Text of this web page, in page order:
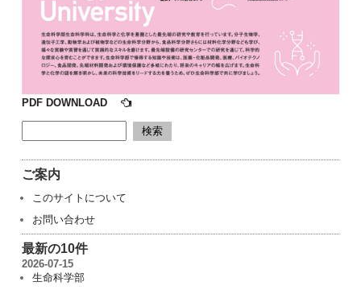
PDF DOWNLOAD
ご案内
このサイトについて
お問い合わせ
最新の10件
2026-07-15
生命科学部